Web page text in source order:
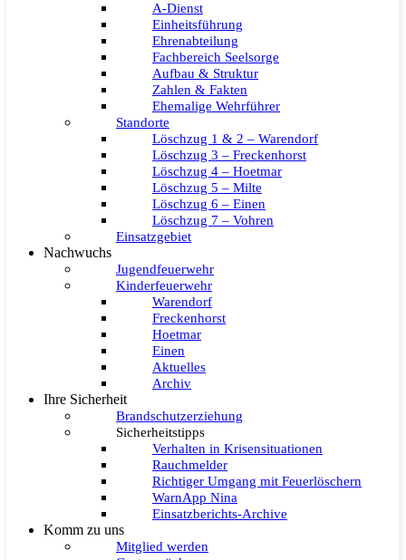
A-Dienst
Einheitsführung
Ehrenabteilung
Fachbereich Seelsorge
Aufbau & Struktur
Zahlen & Fakten
Ehemalige Wehrführer
Standorte
Löschzug 1 & 2 – Warendorf
Löschzug 3 – Freckenhorst
Löschzug 4 – Hoetmar
Löschzug 5 – Milte
Löschzug 6 – Einen
Löschzug 7 – Vohren
Einsatzgebiet
Nachwuchs
Jugendfeuerwehr
Kinderfeuerwehr
Warendorf
Freckenhorst
Hoetmar
Einen
Aktuelles
Archiv
Ihre Sicherheit
Brandschutzerziehung
Sicherheitstipps
Verhalten in Krisensituationen
Rauchmelder
Richtiger Umgang mit Feuerlöschern
WarnApp Nina
Einsatzberichts-Archive
Komm zu uns
Mitglied werden